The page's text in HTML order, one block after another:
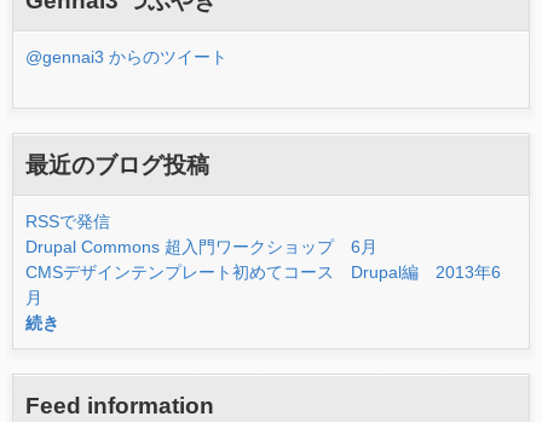
@gennai3 からのツイート
最近のブログ投稿
RSSで発信
Drupal Commons 超入門ワークショップ 6月
CMSデザインテンプレート初めてコース Drupal編 2013年6
月
続き
Feed information